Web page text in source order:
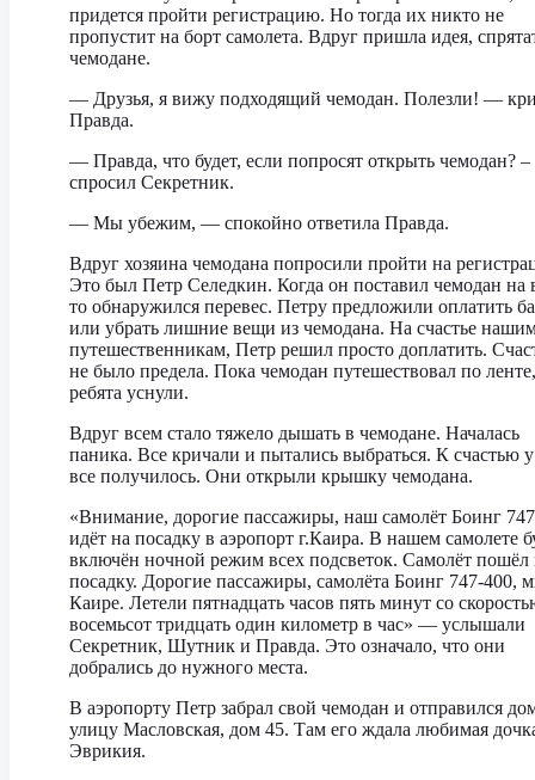
придется пройти регистрацию. Но тогда их никто не
пропустит на борт самолета. Вдруг пришла идея,
чемодане.
— Друзья, я вижу подходящий чемодан. Полезли! —
Правда.
— Правда, что будет, если попросят открыть чемодан? –
спросил Секретник.
— Мы убежим, — спокойно ответила Правда.
Вдруг хозяина чемодана попросили пройти на
Это был Петр Селедкин. Когда он поставил чемодан на
то обнаружился перевес. Петру предложили оплатить
или убрать лишние вещи из чемодана. На счастье
путешественникам, Петр решил просто доплатить.
не было предела. Пока чемодан путешествовал по ленте,
ребята уснули.
Вдруг всем стало тяжело дышать в чемодане. Началась
паника. Все кричали и пытались выбраться. К счастью
все получилось. Они открыли крышку чемодана.
«Внимание, дорогие пассажиры, наш самолёт Боинг
идёт на посадку в аэропорт г.Каира. В нашем самолете
включён ночной режим всех подсветок. Самолёт пошёл
посадку. Дорогие пассажиры, самолёта Боинг 747-400,
Каире. Летели пятнадцать часов пять минут со
восемьсот тридцать один километр в час» — услышали
Секретник, Шутник и Правда. Это означало, что они
добрались до нужного места.
В аэропорту Петр забрал свой чемодан и отправился
улицу Масловская, дом 45. Там его ждала любимая
Эврикия.